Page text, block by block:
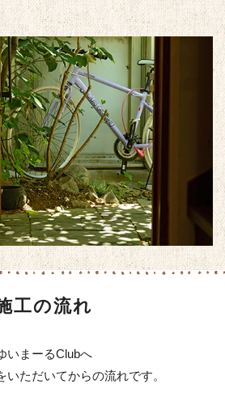
工の流れ
いまーるClubへ
いただいてからの流れです。